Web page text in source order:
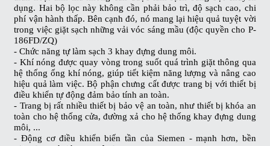
dụng. Hai bộ lọc này không cần phải bảo trì, độ sạch cao, chi
phí vận hành thấp. Bên cạnh đó, nó mang lại hiệu quả tuyệt vời
trong việc giặt sạch những vải vóc sáng mầu (độc quyền cho P-
186FD/ZQ)
- Chức năng tự làm sạch 3 khay đựng dung môi.
- Khí nóng được quay vòng trong suốt quá trình giặt thông qua
hệ thống ống khí nóng, giúp tiết kiệm năng lượng và nâng cao
hiệu quả làm việc. Bộ phận chưng cất được trang bị với thiết bị
điều khiển tự động đảm bảo tính an toàn.
- Trang bị rất nhiều thiết bị bảo vệ an toàn, như thiết bị khóa an
toàn cho hệ thống cửa, đường xả cho hệ thống khay đựng dung
môi, ...
- Động cơ điều khiển biến tần của Siemen - mạnh hơn, bền